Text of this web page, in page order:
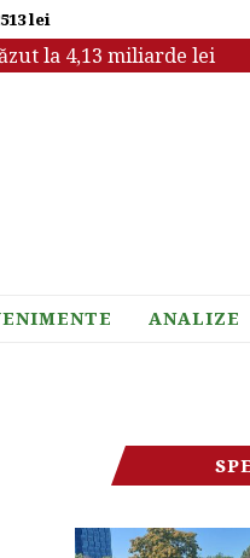
lei
4,13 miliarde lei
ANALIZE